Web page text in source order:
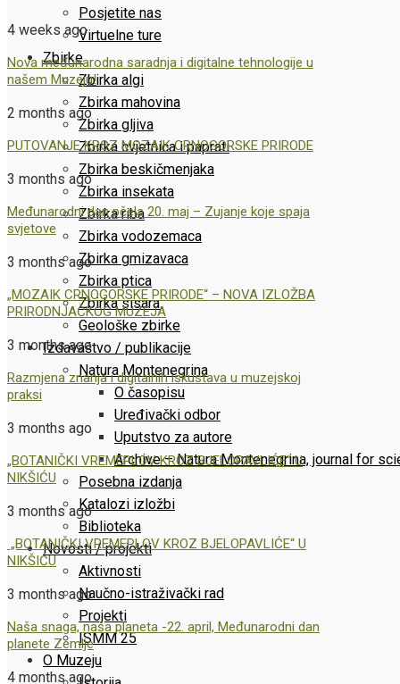
Posjetite nas
Virtuelne ture
Zbirke
Zbirka algi
Zbirka mahovina
Zbirka gljiva
Zbirka cvjetnica i paprati
Zbirka beskičmenjaka
Zbirka insekata
Zbirka riba
Zbirka vodozemaca
Zbirka gmizavaca
Zbirka ptica
Zbirka sisara
Geološke zbirke
Izdavaštvo / publikacije
Natura Montenegrina
O časopisu
Uređivački odbor
Uputstvo za autore
Archive – Natura Montenegrina, journal for
Posebna izdanja
Katalozi izložbi
Biblioteka
Novosti / projekti
Aktivnosti
Naučno-istraživački rad
Projekti
ISMM 25
O Muzeju
4 weeks ago
Nova međunarodna saradnja i digitalne tehnologije u
našem Muzeju!
2 months ago
PUTOVANJE KROZ MOZAIK CRNOGORSKE PRIRODE
3 months ago
Međunarodni dan pčela 20. maj – Zujanje koje spaja
svjetove
3 months ago
„MOZAIK CRNOGORSKE PRIRODE“ – NOVA IZLOŽBA
PRIRODNJAČKOG MUZEJA
3 months ago
Razmjena znanja i digitalnih iskustava u muzejskoj
praksi
3 months ago
„BOTANIČKI VREMEPLOV KROZ BJELOPAVLIĆE“ U
NIKŠIĆU
3 months ago
„BOTANIČKI VREMEPLOV KROZ BJELOPAVLIĆE“ U
NIKŠIĆU
3 months ago
Naša snaga, naša planeta -22. april, Međunarodni dan
planete Zemlje
4 months ago